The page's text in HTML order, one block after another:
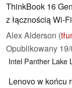
ThinkBook 16
z łącznością Wi-
Alex Alderson (
Opublikowany
Intel Panther Lake
Lenovo w końcu